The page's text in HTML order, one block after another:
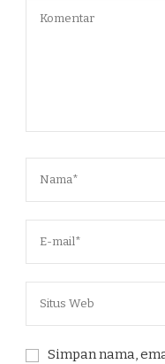
Simpan nama,